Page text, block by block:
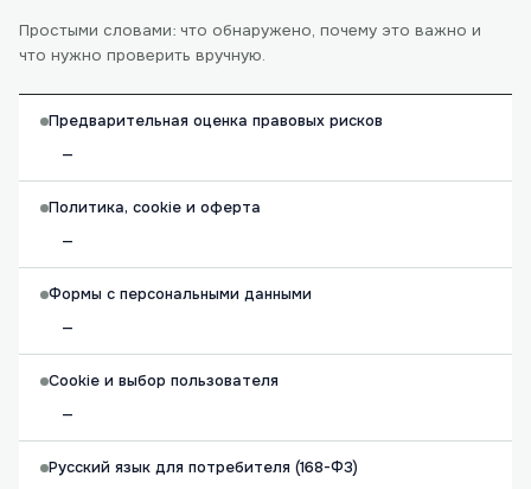
Простыми словами: что обнаружено, почему это важно и
что нужно проверить вручную.
Предварительная оценка правовых рисков
—
Политика, cookie и оферта
—
Формы с персональными данными
—
Cookie и выбор пользователя
—
Русский язык для потребителя (168-ФЗ)